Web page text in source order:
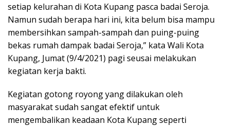
setiap kelurahan di Kota Kupang pasca badai Seroja.
Namun sudah berapa hari ini, kita belum bisa mampu
membersihkan sampah-sampah dan puing-puing
bekas rumah dampak badai Seroja,” kata Wali Kota
Kupang, Jumat (9/4/2021) pagi seusai melakukan
kegiatan kerja bakti.
Kegiatan gotong royong yang dilakukan oleh
masyarakat sudah sangat efektif untuk
mengembalikan keadaan Kota Kupang seperti